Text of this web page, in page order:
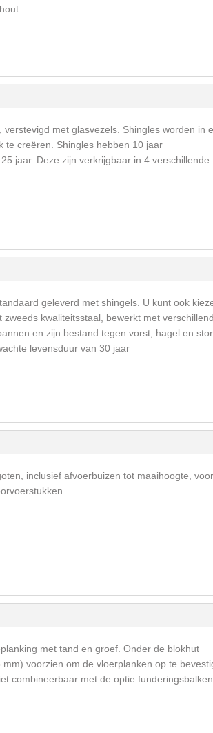
met glasvezels. Shingles worden in
te creëren. Shingles hebben 10 jaar
jaar. Deze zijn verkrijgbaar in 4 verschillende
geleverd met shingels. U kunt ook
kwaliteitsstaal, bewerkt met
en zijn bestand tegen vorst, hagel en
levensduur van 30 jaar
inclusief afvoerbuizen tot maaihoogte,
met tand en groef. Onder de blokhut
voorzien om de vloerplanken op te
combineerbaar met de optie